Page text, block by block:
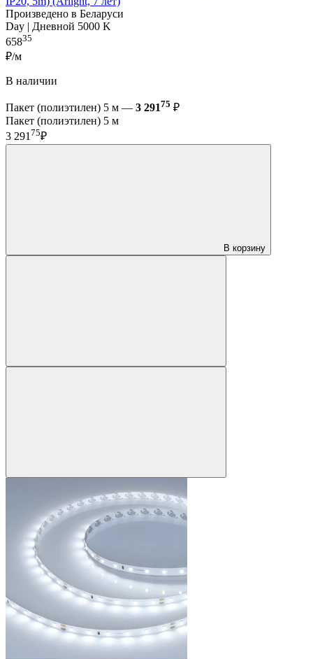
Произведено в Беларуси
Day | Дневной 5000 K
65835
₽/м
В наличии
Пакет (полиэтилен) 5 м — 3 29175 ₽
Пакет (полиэтилен) 5 м
3 29175₽
В корзину